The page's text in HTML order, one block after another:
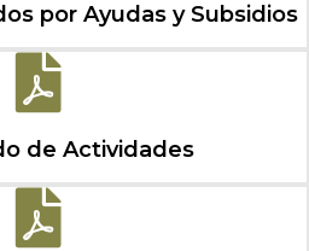
por Ayudas y Subsidios
de Actividades